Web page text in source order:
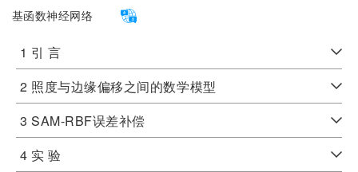
基函数神经网络
1 引 言
2 照度与边缘偏移之间的数学模型
3 SAM-RBF误差补偿
4 实 验